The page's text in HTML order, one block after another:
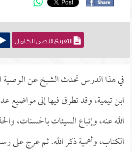
التفريغ النصي الكامل
في هذا الدرس تحدث الشيخ عن
ابن تيمية، وقد تطرق فيها إلى
الله عنه، وإتباع السيئات بالحسنات،
الكتاب، وأهمية ذكر الله. ثم عرج على